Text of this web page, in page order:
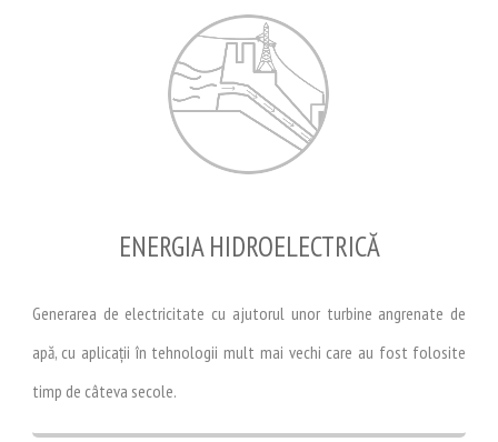
ENERGIA HIDROELECTRICĂ
Generarea de electricitate cu ajutorul unor turbine angrenate de
apă, cu aplicații în tehnologii mult mai vechi care au fost folosite
timp de câteva secole.